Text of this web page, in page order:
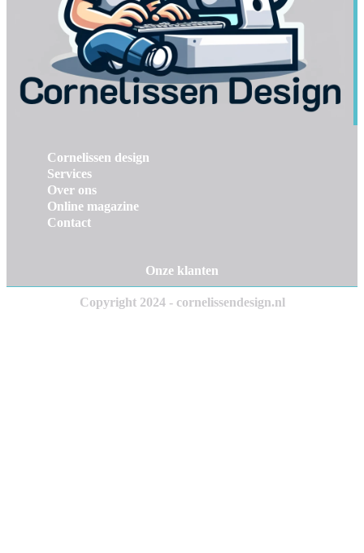
Cornelissen design
Services
Over ons
Online magazine
Contact
Onze klanten
Copyright 2024 - cornelissendesign.nl